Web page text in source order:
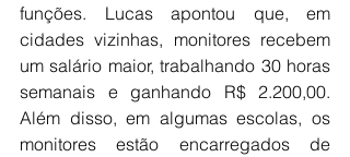
funções. Lucas apontou que, em
cidades vizinhas, monitores recebem
um salário maior, trabalhando 30 horas
semanais e ganhando R$ 2.200,00.
Além disso, em algumas escolas, os
monitores estão encarregados de